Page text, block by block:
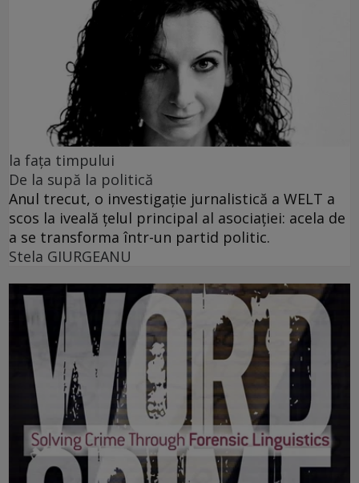
la fața timpului
De la supă la politică
Anul trecut, o investigație jurnalistică a WELT a
scos la iveală țelul principal al asociației: acela de
a se transforma într-un partid politic.
Stela GIURGEANU